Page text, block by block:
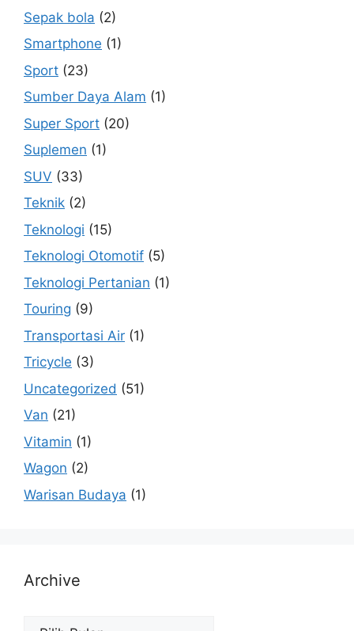
Sepak bola (2)
Smartphone (1)
Sport (23)
Sumber Daya Alam (1)
Super Sport (20)
Suplemen (1)
SUV (33)
Teknik (2)
Teknologi (15)
Teknologi Otomotif (5)
Teknologi Pertanian (1)
Touring (9)
Transportasi Air (1)
Tricycle (3)
Uncategorized (51)
Van (21)
Vitamin (1)
Wagon (2)
Warisan Budaya (1)
Archive
Archive